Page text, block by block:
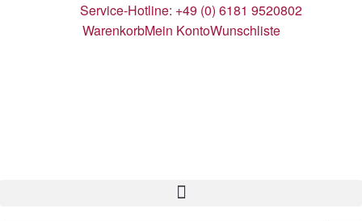
Service-Hotline: +49 (0) 6181 9520802
WarenkorbMein KontoWunschliste